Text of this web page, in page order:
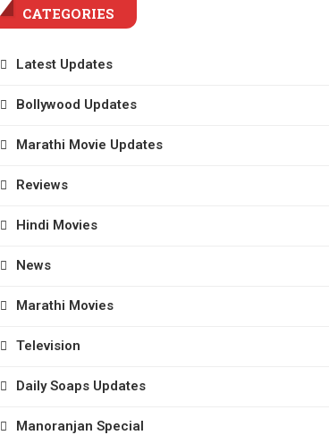
CATEGORIES
Latest Updates
Bollywood Updates
Marathi Movie Updates
Reviews
Hindi Movies
News
Marathi Movies
Television
Daily Soaps Updates
Manoranjan Special